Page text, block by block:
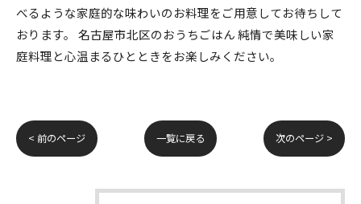
べるような家庭的な味わいのお料理をご用意してお待ちして
おります。 名古屋市北区のおうちごはん 純情で美味しい家
庭料理と心温まるひとときをお楽しみください。
< 前のページ 一覧に戻る 次のページ >